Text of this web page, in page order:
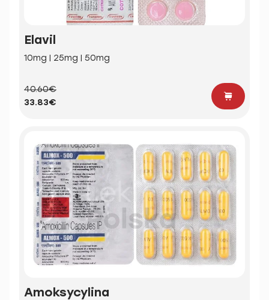
Elavil
10mg | 25mg | 50mg
40.60€
33.83€
Amoksycylina